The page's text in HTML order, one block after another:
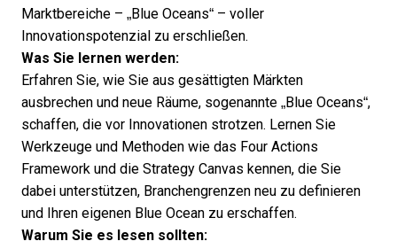
Marktbereiche – „Blue Oceans“ – voller
Innovationspotenzial zu erschließen.
Was Sie lernen werden:
Erfahren Sie, wie Sie aus gesättigten Märkten
ausbrechen und neue Räume, sogenannte „Blue Oceans“,
schaffen, die vor Innovationen strotzen. Lernen Sie
Werkzeuge und Methoden wie das Four Actions
Framework und die Strategy Canvas kennen, die Sie
dabei unterstützen, Branchengrenzen neu zu definieren
und Ihren eigenen Blue Ocean zu erschaffen.
Warum Sie es lesen sollten: